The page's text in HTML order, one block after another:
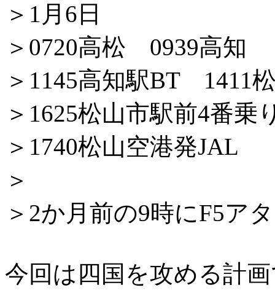
＞1月6日
＞0720高松 0939高知
＞1145高知駅BT 1411
＞1625松山市駅前4番
＞1740松山空港発JAL
＞
＞2か月前の9時にF5ア
今回は四国を攻める計